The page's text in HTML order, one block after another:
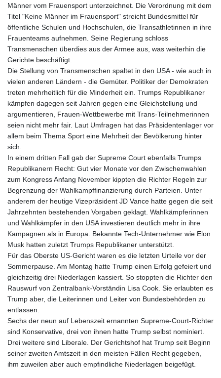
Männer vom Frauensport unterzeichnet. Die Verordnung mit dem
Titel "Keine Männer im Frauensport" streicht Bundesmittel für
öffentliche Schulen und Hochschulen, die Transathletinnen in ihre
Frauenteams aufnehmen. Seine Regierung schloss
Transmenschen überdies aus der Armee aus, was weiterhin die
Gerichte beschäftigt.
Die Stellung von Transmenschen spaltet in den USA - wie auch in
vielen anderen Ländern - die Gemüter. Politiker der Demokraten
treten mehrheitlich für die Minderheit ein. Trumps Republikaner
kämpfen dagegen seit Jahren gegen eine Gleichstellung und
argumentieren, Frauen-Wettbewerbe mit Trans-Teilnehmerinnen
seien nicht mehr fair. Laut Umfragen hat das Präsidentenlager vor
allem beim Thema Sport eine Mehrheit der Bevölkerung hinter
sich.
In einem dritten Fall gab der Supreme Court ebenfalls Trumps
Republikanern Recht: Gut vier Monate vor den Zwischenwahlen
zum Kongress Anfang November kippten die Richter Regeln zur
Begrenzung der Wahlkampffinanzierung durch Parteien. Unter
anderem der heutige Vizepräsident JD Vance hatte gegen die seit
Jahrzehnten bestehenden Vorgaben geklagt. Wahlkämpferinnen
und Wahlkämpfer in den USA investieren deutlich mehr in ihre
Kampagnen als in Europa. Bekannte Tech-Unternehmer wie Elon
Musk hatten zuletzt Trumps Republikaner unterstützt.
Für das Oberste US-Gericht waren es die letzten Urteile vor der
Sommerpause. Am Montag hatte Trump einen Erfolg gefeiert und
gleichzeitig drei Niederlagen kassiert. So stoppten die Richter den
Rauswurf von Zentralbank-Vorständin Lisa Cook. Sie erlaubten es
Trump aber, die Leiterinnen und Leiter von Bundesbehörden zu
entlassen.
Sechs der neun auf Lebenszeit ernannten Supreme-Court-Richter
sind Konservative, drei von ihnen hatte Trump selbst nominiert.
Drei weitere sind Liberale. Der Gerichtshof hat Trump seit Beginn
seiner zweiten Amtszeit in den meisten Fällen Recht gegeben,
ihm zuweilen aber auch empfindliche Niederlagen beigefügt.